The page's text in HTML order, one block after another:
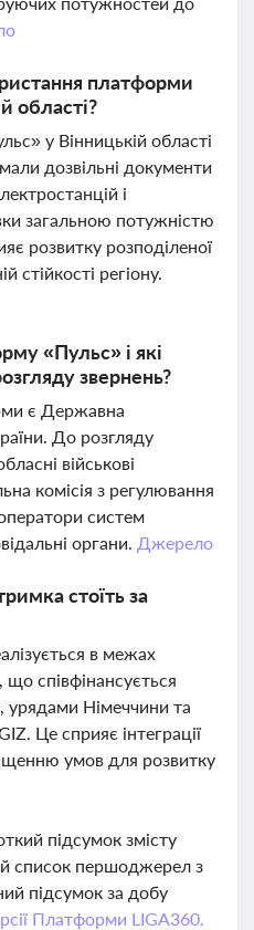
платформи
області?
у Вінницькій області
дозвільні документи
і
загальною потужністю
розвитку розподіленої
стійкості регіону.
«Пульс» і які
звернень?
є Державна
До розгляду
військові
комісія з регулювання
систем
органи. Джерело
стоїть за
в межах
співфінансується
Німеччини та
Це сприяє інтеграції
умов для розвитку
підсумок змісту
список першоджерел з
підсумок за добу
Платформи LIGA360.